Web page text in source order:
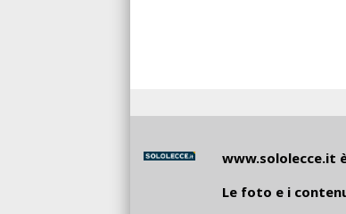
www.sololecce.it
Le foto e i